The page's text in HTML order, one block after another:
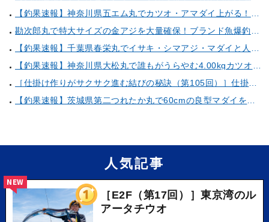
人気記事
［E2F（第17回）］東京湾のル
アータチウオ
NEW